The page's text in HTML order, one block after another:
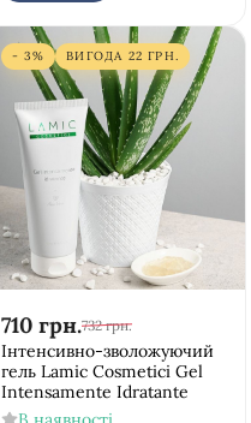
- 3% ВИГОДА 22 ГРН.
710 грн.732 грн.
Інтенсивно-зволожуючий
гель Lamic Cosmetici Gel
Intensamente Idratante